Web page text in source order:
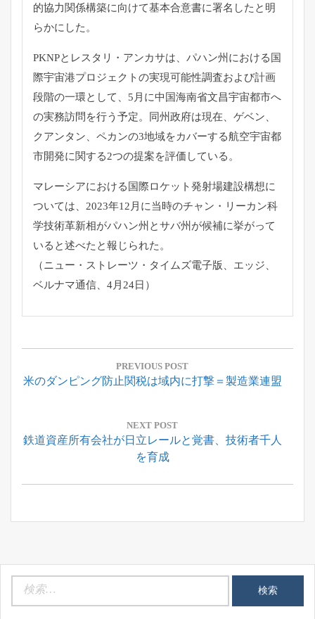
的協力関係構築に向けて基本合意書に署名したと明
らかにした。
PKNPとレスタリ・アンカサは、 パハン州における国
際宇宙港プロジェクトの実現可能性調査および計画
段階の一環として、 5月に中国海南省文昌宇宙都市へ
の実務訪問を行う予定。
同州政府は現在、ゲベン、
クアンタン、 ペカンの3地域をカバーする航空宇宙都
市開発に関する2つの提案を評価している。
マレーシアにおける国際ロケット発射場建設構想に
ついては、 2023年12月に当時のチャン・ リーカン科
学技術革新相がパハン州とサバ州が候補に挙がって
いる と述べたと報じられた。
（ニュー・ストレーツ・タイムズ電子版、エッジ、
ベルナマ通信、 4月24日）
投
ナ
ー
ョ
PREVIOUS POST
Previous
米のダンピング防止関税は域内に打撃＝製造業連盟
NEXT POST
Next
鉄道資産所有会社が日立レールと覚書、技術者千人
を育成